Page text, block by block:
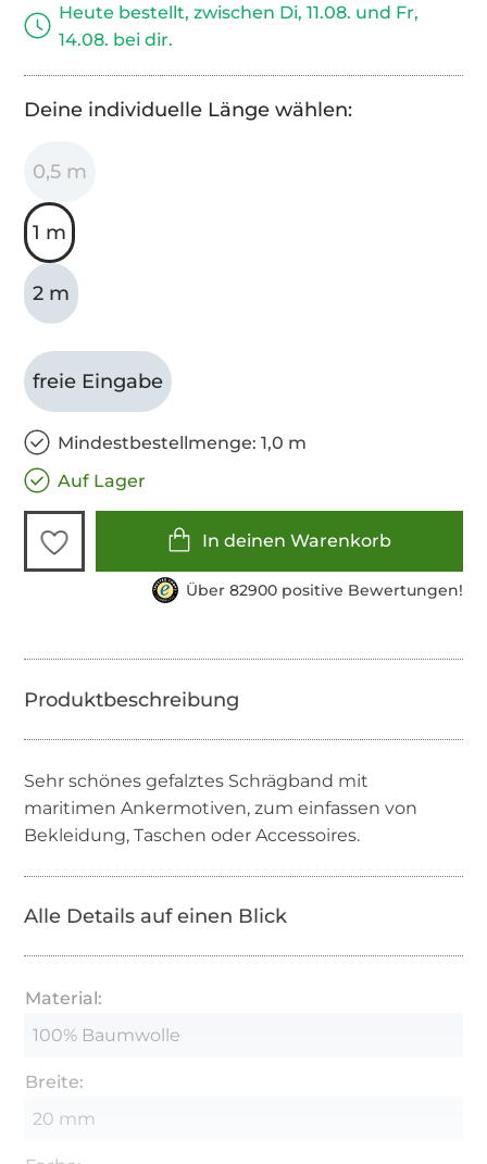
Heute bestellt, zwischen Di, 11.08. und Fr,
14.08. bei dir.
Deine individuelle Länge wählen:
0,5 m
1 m
2 m
freie Eingabe
Mindestbestellmenge: 1,0 m
Auf Lager
In deinen Warenkorb
Über 82900 positive Bewertungen!
Sehr schönes gefalztes Schrägband mit
maritimen Ankermotiven, zum einfassen von
Bekleidung, Taschen oder Accessoires.
Alle Details auf einen Blick
Material:
100% Baumwolle
Breite:
20 mm